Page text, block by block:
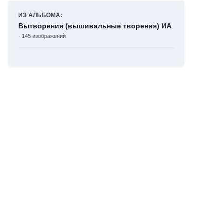
ИЗ АЛЬБОМА:
Вытворения (вышивальные творения) ИА
· 145 изображений